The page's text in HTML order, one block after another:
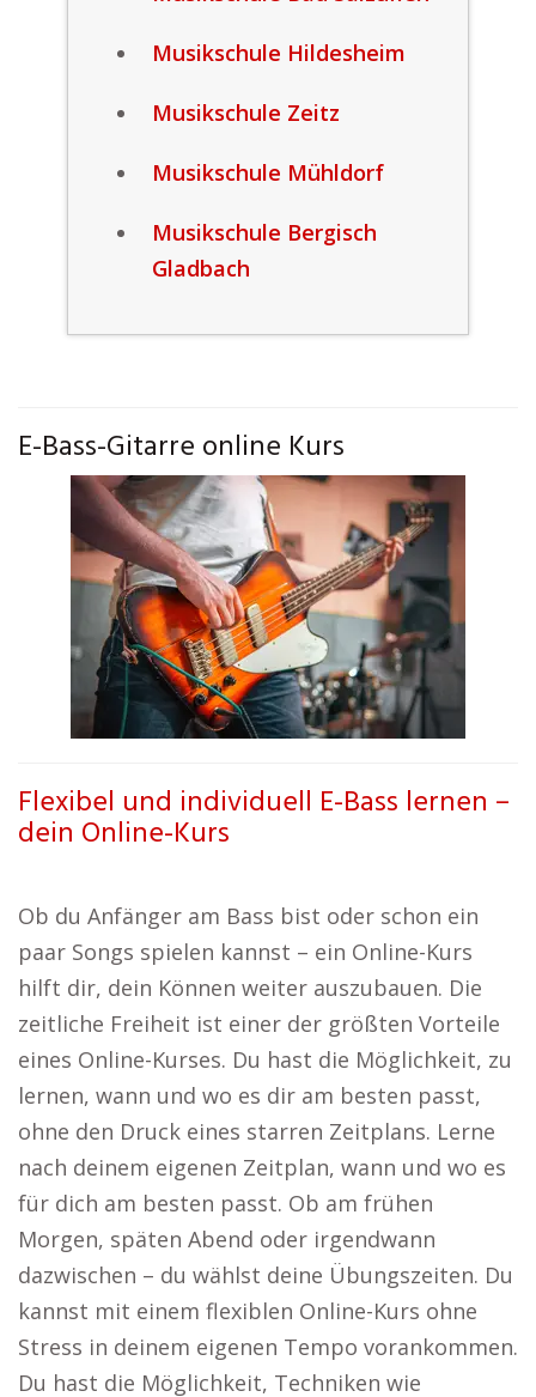
Musikschule Hildesheim
Musikschule Zeitz
Musikschule Mühldorf
Musikschule Bergisch
Gladbach
E-Bass-Gitarre online Kurs
Flexibel und individuell E-Bass lernen –
dein Online-Kurs
Ob du Anfänger am Bass bist oder schon ein
paar Songs spielen kannst – ein Online-Kurs
hilft dir, dein Können weiter auszubauen. Die
zeitliche Freiheit ist einer der größten Vorteile
eines Online-Kurses. Du hast die Möglichkeit, zu
lernen, wann und wo es dir am besten passt,
ohne den Druck eines starren Zeitplans. Lerne
nach deinem eigenen Zeitplan, wann und wo es
für dich am besten passt. Ob am frühen
Morgen, späten Abend oder irgendwann
dazwischen – du wählst deine Übungszeiten. Du
kannst mit einem flexiblen Online-Kurs ohne
Stress in deinem eigenen Tempo vorankommen.
Du hast die Möglichkeit, Techniken wie